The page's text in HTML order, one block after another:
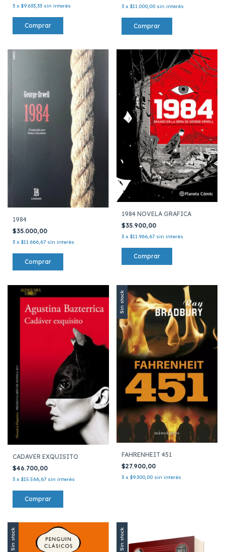
3 x $9.633,33 sin interés 3 x $11.000,00 sin interés
1984
$35.000,00
3 x $11.666,67 sin interés
1984 NOVELA GRAFICA
$35.900,00
3 x $11.966,67 sin interés
CADAVER EXQUISITO
$46.700,00
3 x $15.566,67 sin interés
Sin stock
FAHRENHEIT 451
$27.900,00
3 x $9.300,00 sin interés
Sin stock Sin stock